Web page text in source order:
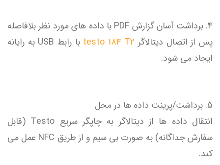
4. برداشت آسان گزارش PDF با داده های مورد نظر بلافاصله
پس از اتصال دیتالاگر testo 184 T2
با رابط USB به رایانه
ایجاد می شود.
5. برداشت/پرینت داده ها در محل
انتقال داده ها از دیتالاگر به چاپگر سریع Testo (قابل
سفارش جداگانه) به صورت بی سیم و از طریق NFC عمل می
کند.